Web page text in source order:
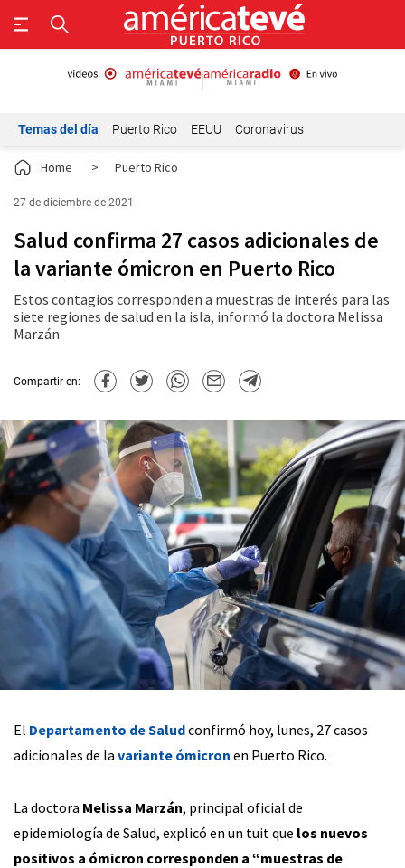
Temas del día Puerto Rico EEUU Coronavirus
Home > Puerto Rico
27 de diciembre de 2021
Salud confirma 27 casos adicionales de
la variante ómicron en Puerto Rico
Estos contagios corresponden a muestras de interés para las
siete regiones de salud en la isla, informó la doctora Melissa
Marzán
Compartir en:
El Departamento de Saludconfirmó hoy, lunes, 27 casos
adicionales de la variante ómicron en Puerto Rico.
La doctora Melissa Marzán, principal oficial de
epidemiología de Salud, explicó en un tuit que los nuevos
positivos a ómicron corresponden a “muestras de